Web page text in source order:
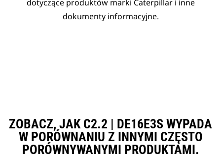
dotyczące produktów marki Caterpillar i inne
dokumenty informacyjne.
ZOBACZ, JAK C2.2 | DE16E3S WYPADA
W PORÓWNANIU Z INNYMI CZĘSTO
PORÓWNYWANYMI PRODUKTAMI.